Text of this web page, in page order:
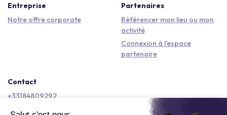
Entreprise
Notre offre corporate
Partenaires
Référencer mon lieu ou mon
activité
Connexion à l'espace
partenaire
Contact
+33184809292